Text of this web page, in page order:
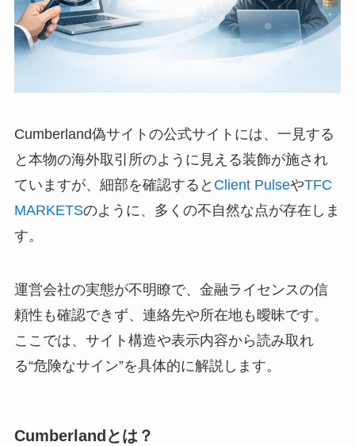
Cumberland偽サイトの公式サイトには、一見する
と本物の海外取引所のように見える装飾が施され
ていますが、細部を確認すると Client PulseやTFC
MARKETSのように、多くの不自然な点が存在しま
す。
運営会社の実態が不明瞭で、金融ライセンスの信
頼性も確認できず、連絡先や所在地も曖昧です。
ここでは、サイト構造や表示内容から読み取れ
る“危険なサイン”を具体的に解説します。
Cumberlandとは？